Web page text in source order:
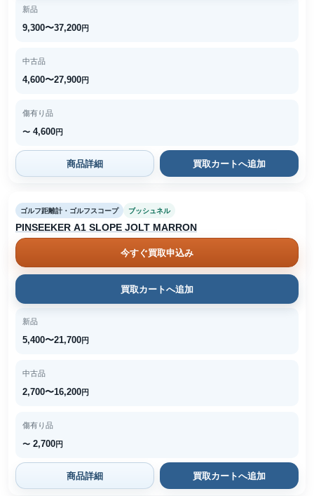
新品
9,300〜37,200円
中古品
4,600〜27,900円
傷有り品
〜 4,600円
商品詳細 買取カートへ追加
ゴルフ距離計・ゴルフスコープ ブッシュネル
PINSEEKER A1 SLOPE JOLT MARRON
今すぐ買取申込み
買取カートへ追加
新品
5,400〜21,700円
中古品
2,700〜16,200円
傷有り品
〜 2,700円
商品詳細 買取カートへ追加